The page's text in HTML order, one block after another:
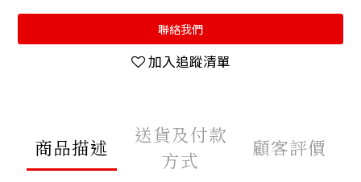
聯絡我們
加入追蹤清單
商品描述
送貨及付款
方式
顧客評價